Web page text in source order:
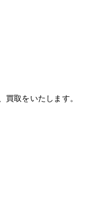
取をいたします。